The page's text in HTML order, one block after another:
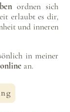
ordnen sich
erlaubt es dir,
und inneren
in meiner
online an.